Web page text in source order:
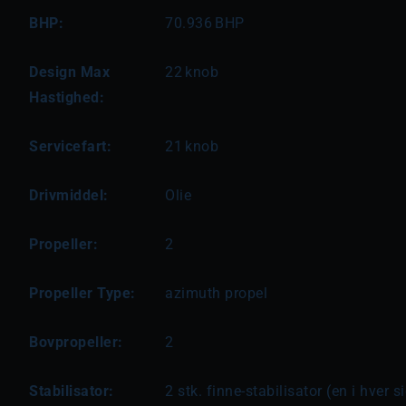
BHP: 70.936 BHP
Design Max
Hastighed:
22 knob
Servicefart: 21 knob
Drivmiddel: Olie
Propeller: 2
Propeller Type: azimuth propel
Bovpropeller: 2
Stabilisator: 2 stk. finne-stabilisator (en i hver